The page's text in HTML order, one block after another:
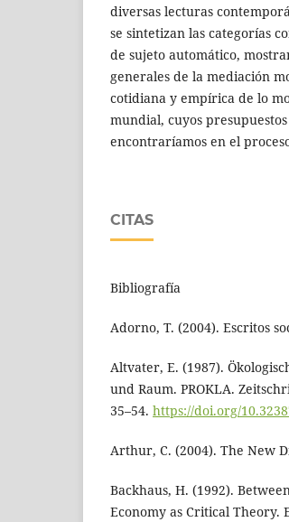
diversas lecturas
se sintetizan las categorías
de sujeto automático,
generales de la mediación
cotidiana y empírica de lo
mundial, cuyos
encontraríamos en el
CITAS
Bibliografía
Adorno, T. (2004). Escritos
Altvater, E. (1987).
und Raum. PROKLA.
35–54. https://doi.org/
Arthur, C. (2004). The New
Backhaus, H. (1992).
Economy as Critical Theory.